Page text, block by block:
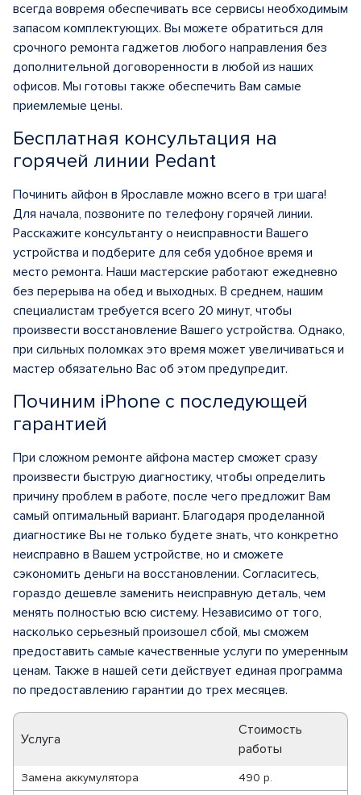
всегда вовремя обеспечивать все сервисы необходимым
запасом комплектующих. Вы можете обратиться для
срочного ремонта гаджетов любого направления без
дополнительной договоренности в любой из наших
офисов. Мы готовы также обеспечить Вам самые
приемлемые цены.
Бесплатная консультация на
горячей линии Pedant
Починить айфон в Ярославле можно всего в три шага!
Для начала, позвоните по телефону горячей линии.
Расскажите консультанту о неисправности Вашего
устройства и подберите для себя удобное время и
место ремонта. Наши мастерские работают ежедневно
без перерыва на обед и выходных. В среднем, нашим
специалистам требуется всего 20 минут, чтобы
произвести восстановление Вашего устройства. Однако,
при сильных поломках это время может увеличиваться и
мастер обязательно Вас об этом предупредит.
Починим iPhone с последующей
гарантией
При сложном ремонте айфона мастер сможет сразу
произвести быструю диагностику, чтобы определить
причину проблем в работе, после чего предложит Вам
самый оптимальный вариант. Благодаря проделанной
диагностике Вы не только будете знать, что конкретно
неисправно в Вашем устройстве, но и сможете
сэкономить деньги на восстановлении. Согласитесь,
гораздо дешевле заменить неисправную деталь, чем
менять полностью всю систему. Независимо от того,
насколько серьезный произошел сбой, мы сможем
предоставить самые качественные услуги по умеренным
ценам. Также в нашей сети действует единая программа
по предоставлению гарантии до трех месяцев.
Услуга
Стоимость
работы
Замена аккумулятора
490 р.